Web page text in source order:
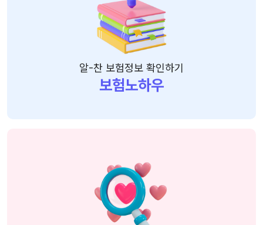
알-찬 보험정보 확인하기
보험노하우